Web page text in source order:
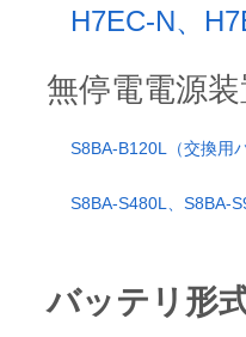
H7EC-N、
無停電電源
S8BA-B120L（交換用
S8BA-S480L、S8BA-
バッテリ形